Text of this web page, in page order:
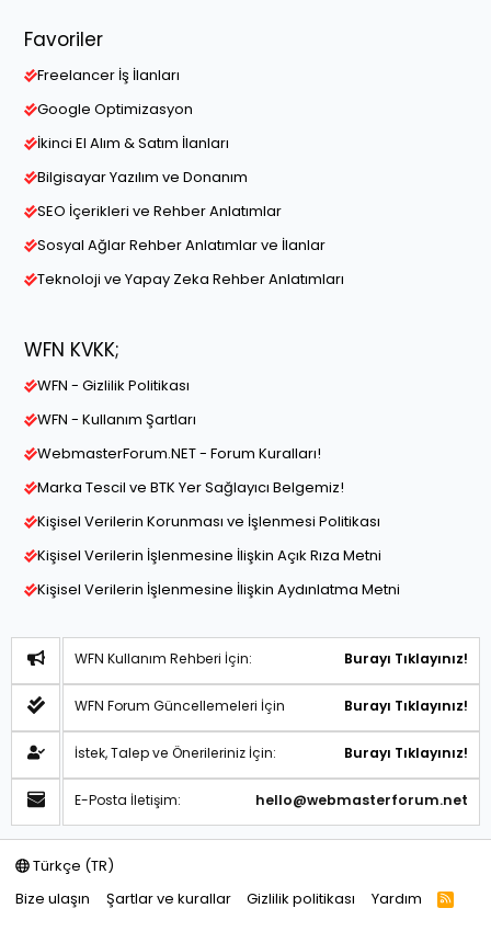
Favoriler
Freelancer İş İlanları
Google Optimizasyon
İkinci El Alım & Satım İlanları
Bilgisayar Yazılım ve Donanım
SEO İçerikleri ve Rehber Anlatımlar
Sosyal Ağlar Rehber Anlatımlar ve İlanlar
Teknoloji ve Yapay Zeka Rehber Anlatımları
WFN KVKK;
WFN - Gizlilik Politikası
WFN - Kullanım Şartları
WebmasterForum.NET - Forum Kuralları!
Marka Tescil ve BTK Yer Sağlayıcı Belgemiz!
Kişisel Verilerin Korunması ve İşlenmesi Politikası
Kişisel Verilerin İşlenmesine İlişkin Açık Rıza Metni
Kişisel Verilerin İşlenmesine İlişkin Aydınlatma Metni
WFN Kullanım Rehberi İçin: Burayı Tıklayınız!
WFN Forum Güncellemeleri İçin Burayı Tıklayınız!
İstek, Talep ve Önerileriniz İçin: Burayı Tıklayınız!
E-Posta İletişim: hello@webmasterforum.net
Türkçe (TR)
Bize ulaşın
Şartlar ve kurallar Gizlilik politikası Yardım
R
S